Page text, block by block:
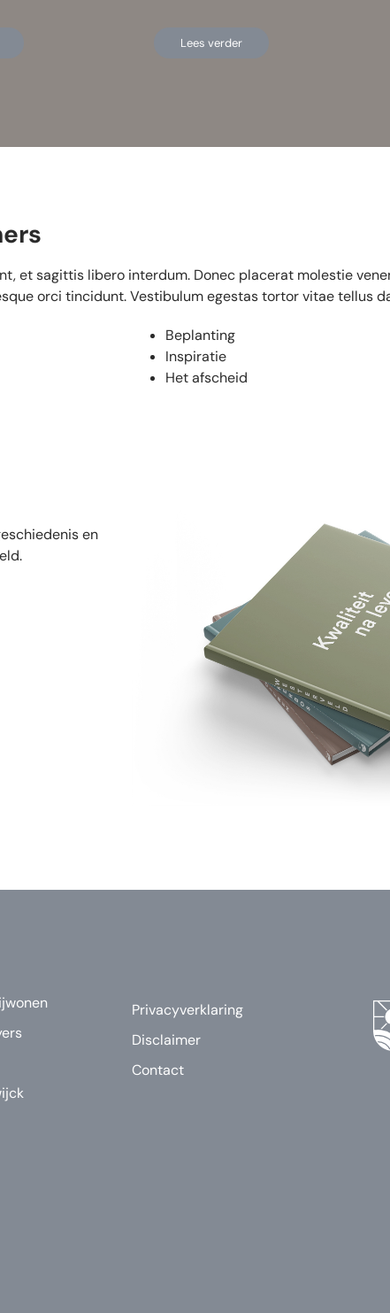
Lees verder
et sagittis libero interdum. Donec placerat molestie
orci tincidunt. Vestibulum egestas tortor vitae tellus
Beplanting
Inspiratie
Het afscheid
en
Privacyverklaring
Disclaimer
Contact